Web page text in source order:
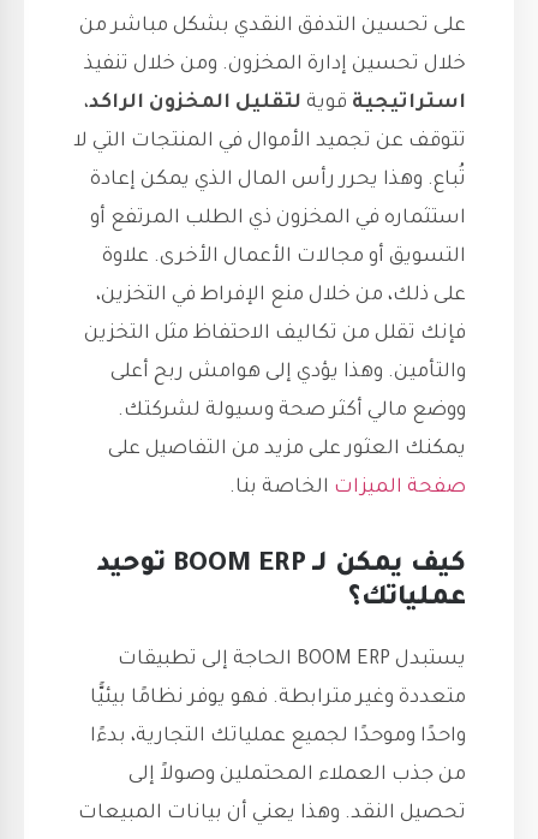
على تحسين التدفق النقدي بشكل مباشر من
خلال تحسين إدارة المخزون. ومن خلال تنفيذ
استراتيجية قوية لتقليل المخزون الراكد،
تتوقف عن تجميد الأموال في المنتجات التي لا
تُباع. وهذا يحرر رأس المال الذي يمكن إعادة
استثماره في المخزون ذي الطلب المرتفع أو
التسويق أو مجالات الأعمال الأخرى. علاوة
على ذلك، من خلال منع الإفراط في التخزين،
فإنك تقلل من تكاليف الاحتفاظ مثل التخزين
والتأمين. وهذا يؤدي إلى هوامش ربح أعلى
ووضع مالي أكثر صحة وسيولة لشركتك.
يمكنك العثور على مزيد من التفاصيل على
صفحة الميزات الخاصة بنا.
كيف يمكن لـ BOOM ERP توحيد
عملياتك؟
يستبدل BOOM ERP الحاجة إلى تطبيقات
متعددة وغير مترابطة. فهو يوفر نظامًا بيئيًّا
واحدًا وموحدًا لجميع عملياتك التجارية، بدءًا
من جذب العملاء المحتملين وصولاً إلى
تحصيل النقد. وهذا يعني أن بيانات المبيعات